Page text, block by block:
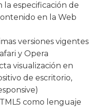
la especificación de
en la Web
versiones vigentes
y Opera
visualización en
de escritorio,
como lenguaje